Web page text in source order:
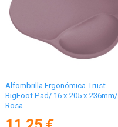
Alfombrilla Ergonómica Trust
BigFoot Pad/ 16 x 205 x 236mm/
Rosa